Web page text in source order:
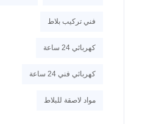
فني تركيب بلاط
كهربائي 24 ساعة
كهربائي فني 24 ساعة
مواد لاصقة للبلاط